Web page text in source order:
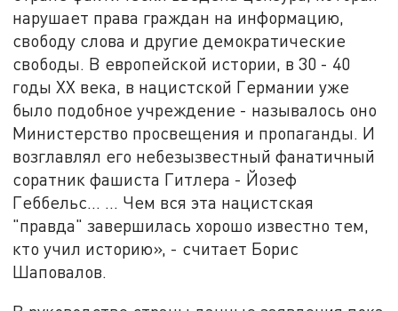
нарушает права граждан на информацию,
свободу слова и другие демократические
свободы. В европейской истории, в 30 - 40
годы ХХ века, в нацистской Германии уже
было подобное учреждение - называлось оно
Министерство просвещения и пропаганды. И
возглавлял его небезызвестный фанатичный
соратник фашиста Гитлера - Йозеф
Геббельс... ... Чем вся эта нацистская
"правда" завершилась хорошо известно тем,
кто учил историю», - считает Борис
Шаповалов.